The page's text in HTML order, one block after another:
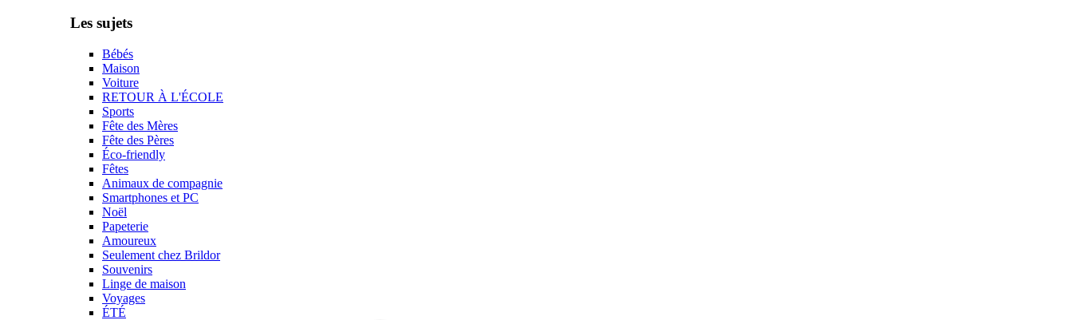
Les sujets
Bébés
Maison
Voiture
RETOUR À L'ÉCOLE
Sports
Fête des Mères
Fête des Pères
Éco-friendly
Fêtes
Animaux de compagnie
Smartphones et PC
Noël
Papeterie
Amoureux
Seulement chez Brildor
Souvenirs
Linge de maison
Voyages
ÉTÉ